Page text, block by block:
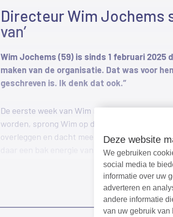
Deze website
We gebruiken
social media te
informatie over uw
adverteren en
andere informatie
van uw gebruik van
Directeur Wim Jochems
van’
Wim Jochems (59) is sinds 1 februari
maken van de organisatie. Dat was voor
geschreven is. Ik denk dat ook.”
De eerste week van Wim mag gerust
worden, sprong Wim op deze rijdende trein.
overleggen en dacht mee. Het is tekenend
Het robuust worden is de grootste opgave
omgevingsdiensten moeten robuuster